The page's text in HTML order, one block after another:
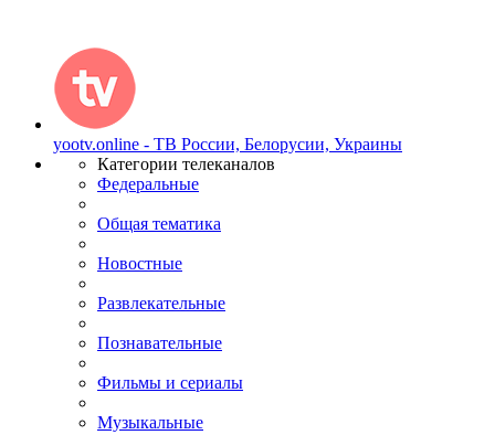
yootv.online - ТВ России, Белорусии, Украины
Категории телеканалов
Федеральные
Общая тематика
Новостные
Развлекательные
Познавательные
Фильмы и сериалы
Музыкальные